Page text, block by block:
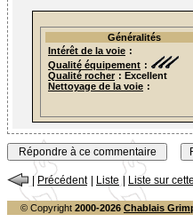
Généralités
Intérêt de la voie :
Qualité équipement :
Qualité rocher : Excellent
Nettoyage de la voie :
Précédent Liste | Liste sur
© Copyright 2000-2026 Chablais